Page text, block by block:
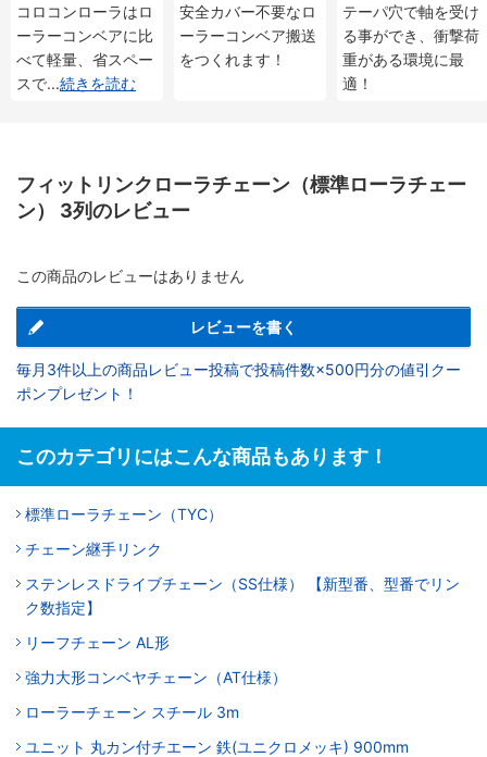
コロコンローラはロ
ーラーコンベアに比
べて軽量、省スペー
スで...続きを読む
安全カバー不要なロ
ーラーコンベア搬送
をつくれます！
テーパ穴で軸を受け
る事ができ、衝撃荷
重がある環境に最
適！
フィットリンクローラチェーン（標準ローラチェー
ン） 3列のレビュー
この商品のレビューはありません
レビューを書く
毎月3件以上の商品レビュー投稿で投稿件数×500円分の値引クー
ポンプレゼント！
このカテゴリにはこんな商品もあります！
標準ローラチェーン（TYC）
チェーン継手リンク
ステンレスドライブチェーン（SS仕様） 【新型番、型番でリン
ク数指定】
リーフチェーン AL形
強力大形コンベヤチェーン（AT仕様）
ローラーチェーン スチール 3m
ユニット 丸カン付チエーン 鉄(ユニクロメッキ) 900mm